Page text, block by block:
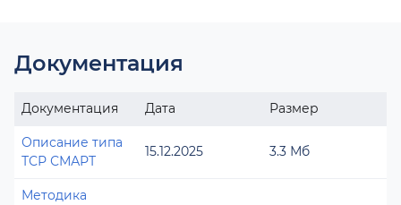
Документация
Документация Дата Размер
Описание типа
ТСР СМАРТ
15.12.2025 3.3 Мб
Методика